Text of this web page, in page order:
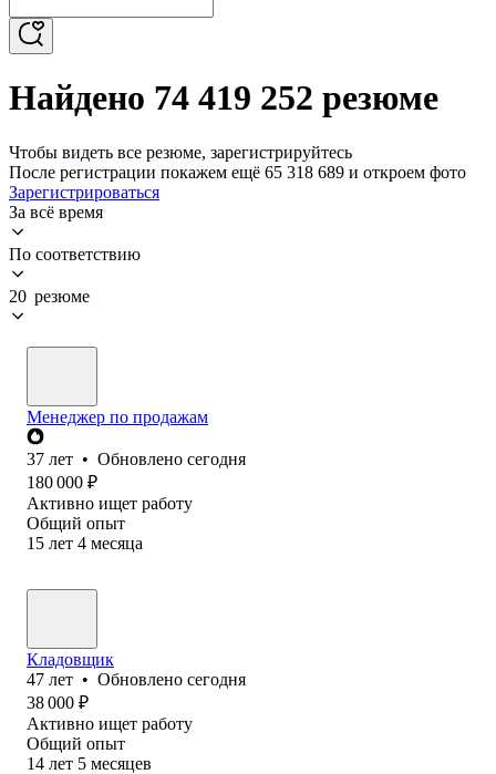
Найдено 74 419 252 резюме
Чтобы видеть все резюме, зарегистрируйтесь
После регистрации покажем ещё 65 318 689 и откроем фото
Зарегистрироваться
За всё время
По соответствию
20 резюме
Менеджер по продажам
37 лет • Обновлено сегодня
180 000 ₽
Активно ищет работу
Общий опыт
15 лет 4 месяца
Кладовщик
47 лет • Обновлено сегодня
38 000 ₽
Активно ищет работу
Общий опыт
14 лет 5 месяцев